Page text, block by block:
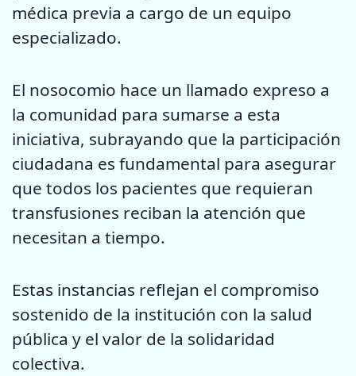
médica previa a cargo de un equipo
especializado.
El nosocomio hace un llamado expreso a
la comunidad para sumarse a esta
iniciativa, subrayando que la participación
ciudadana es fundamental para asegurar
que todos los pacientes que requieran
transfusiones reciban la atención que
necesitan a tiempo.
Estas instancias reflejan el compromiso
sostenido de la institución con la salud
pública y el valor de la solidaridad
colectiva.